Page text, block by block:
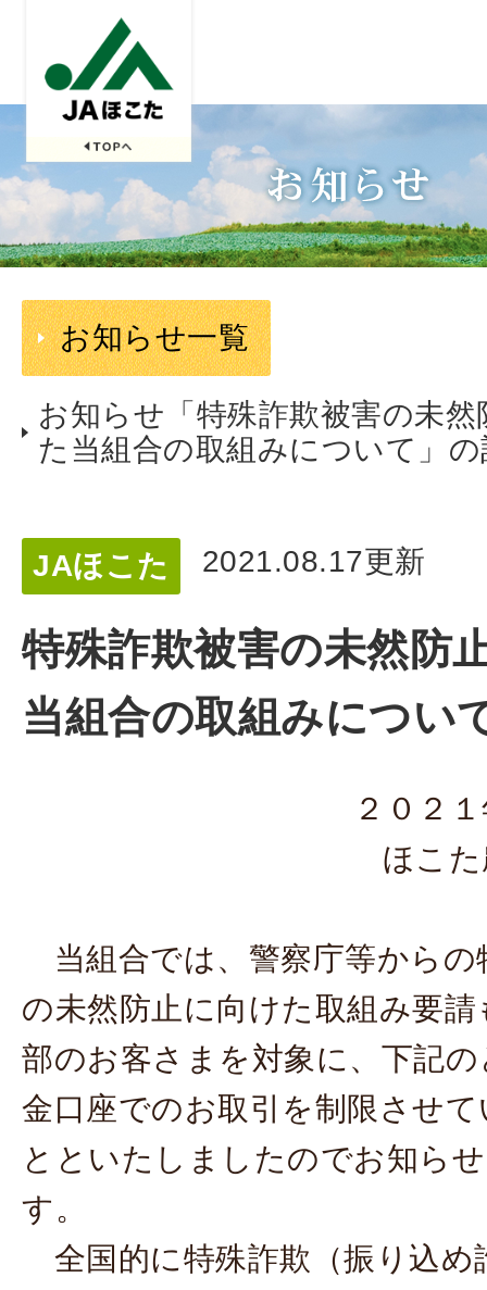
お知らせ一覧
お知らせ「特殊詐欺被害の未然
た当組合の取組みについて」の
JAほこた 2021.08.17更新
特殊詐欺被害の未然防
当組合の取組みについ
２０２
ほこ
当組合では、警察庁等からの
の未然防止に向けた取組み要
部のお客さまを対象に、下記
金口座でのお取引を制限させ
とといたしましたのでお知ら
す。
全国的に特殊詐欺（振り込め